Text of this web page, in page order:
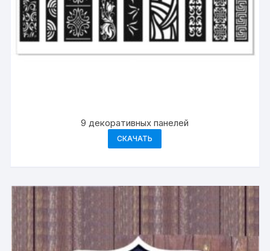
9 декоративных панелей
СКАЧАТЬ